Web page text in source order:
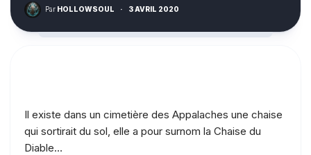
Par HOLLOWSOUL · 3 AVRIL 2020
Il existe dans un cimetière des Appalaches une chaise
qui sortirait du sol, elle a pour surnom la Chaise du
Diable…